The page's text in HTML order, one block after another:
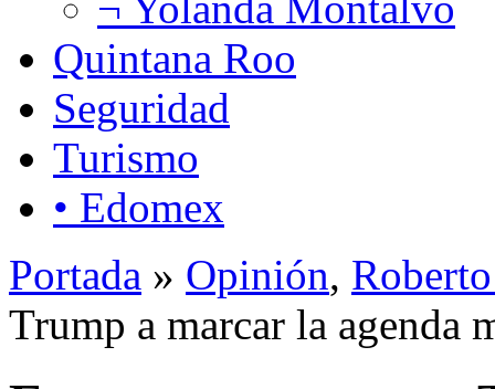
Quintana Roo
Seguridad
Turismo
• Edomex
Portada » Opinión,
Trump a marcar la agenda